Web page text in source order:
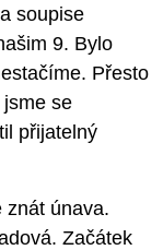
soupise
9. Bylo
Přesto
se
přijatelný
znát únava.
Začátek